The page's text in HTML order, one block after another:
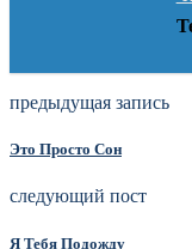
предыдущая запись
Это Просто Сон
следующий пост
Я Тебя Подожду